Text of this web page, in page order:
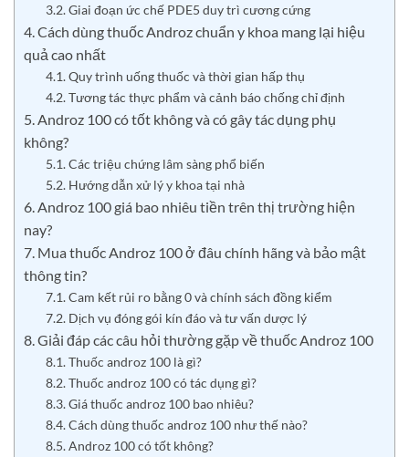
3.2. Giai đoạn ức chế PDE5 duy trì cương cứng
4. Cách dùng thuốc Androz chuẩn y khoa mang lại hiệu
quả cao nhất
4.1. Quy trình uống thuốc và thời gian hấp thụ
4.2. Tương tác thực phẩm và cảnh báo chống chỉ định
5. Androz 100 có tốt không và có gây tác dụng phụ
không?
5.1. Các triệu chứng lâm sàng phổ biến
5.2. Hướng dẫn xử lý y khoa tại nhà
6. Androz 100 giá bao nhiêu tiền trên thị trường hiện
nay?
7. Mua thuốc Androz 100 ở đâu chính hãng và bảo mật
thông tin?
7.1. Cam kết rủi ro bằng 0 và chính sách đồng kiểm
7.2. Dịch vụ đóng gói kín đáo và tư vấn dược lý
8. Giải đáp các câu hỏi thường gặp về thuốc Androz 100
8.1. Thuốc androz 100 là gì?
8.2. Thuốc androz 100 có tác dụng gì?
8.3. Giá thuốc androz 100 bao nhiêu?
8.4. Cách dùng thuốc androz 100 như thế nào?
8.5. Androz 100 có tốt không?